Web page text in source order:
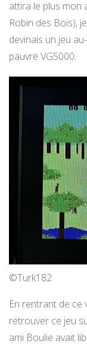
attira le plus mon
Robin des Bois),
devinais un jeu
pauvre VG5000.
©Turk182
En rentrant de ce
retrouver ce jeu
ami Boulie avait